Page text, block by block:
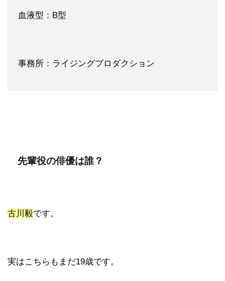
血液型：B型
事務所：ライジングプロダクション
先輩役の俳優は誰？
古川毅です。
実はこちらもまだ19歳です。